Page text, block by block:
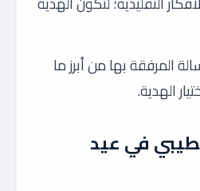
المرفقة بها من أبرز ما
الهدية.
في عيد